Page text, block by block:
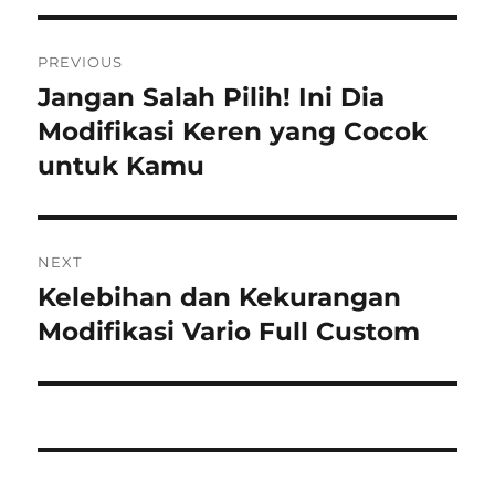
navigation
PREVIOUS
Previous
post:
Jangan Salah Pilih! Ini Dia
Modifikasi Keren yang Cocok
untuk Kamu
NEXT
Next
post:
Kelebihan dan Kekurangan
Modifikasi Vario Full Custom